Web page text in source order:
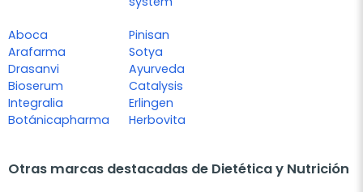
Aboca
Arafarma
Drasanvi
Bioserum
Integralia
Botánicapharma
Pinisan
Sotya
Ayurveda
Catalysis
Erlingen
Herbovita
Otras marcas destacadas de Dietética y Nutrición